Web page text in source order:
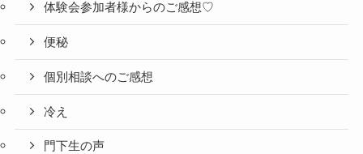
体験会参加者様からのご感想♡
便秘
個別相談へのご感想
冷え
門下生の声